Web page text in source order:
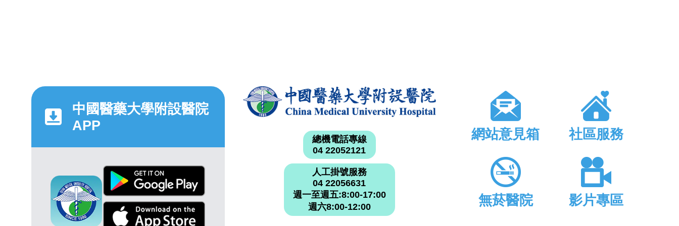
中國醫藥大學附設醫院
APP
總機電話專線
04 22052121
人工掛號服務
04 22056631
週一至週五:8:00-17:00
週六8:00-12:00
網站意見箱 社區服務
無菸醫院 影片專區